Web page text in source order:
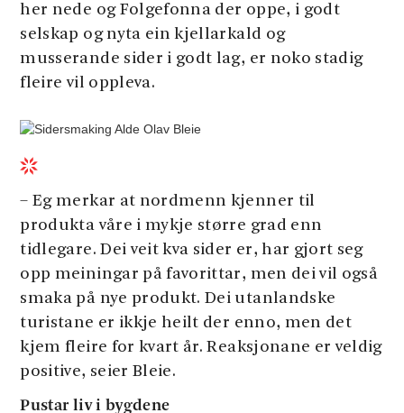
her nede og Folgefonna der oppe, i godt
selskap og nyta ein kjellarkald og
musserande sider i godt lag, er noko stadig
fleire vil oppleva.
– Eg merkar at nordmenn kjenner til
produkta våre i mykje større grad enn
tidlegare. Dei veit kva sider er, har gjort seg
opp meiningar på favorittar, men dei vil også
smaka på nye produkt. Dei utanlandske
turistane er ikkje heilt der enno, men det
kjem fleire for kvart år. Reaksjonane er veldig
positive, seier Bleie.
Pustar liv i bygdene